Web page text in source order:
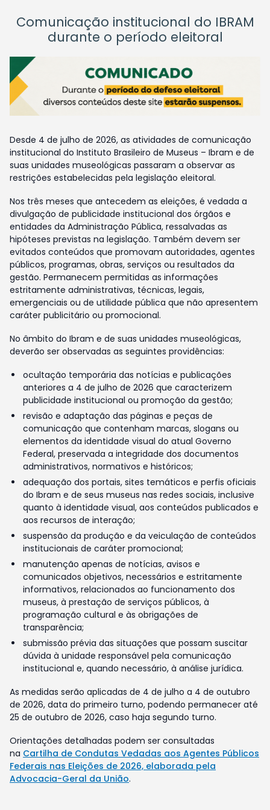
Comunicação institucional do IBRAM
durante o período eleitoral
Desde 4 de julho de 2026, as atividades de comunicação
institucional do Instituto Brasileiro de Museus – Ibram e de
suas unidades museológicas passaram a observar as
restrições estabelecidas pela legislação eleitoral.
Nos três meses que antecedem as eleições, é vedada a
divulgação de publicidade institucional dos órgãos e
entidades da Administração Pública, ressalvadas as
hipóteses previstas na legislação. Também devem ser
evitados conteúdos que promovam autoridades, agentes
públicos, programas, obras, serviços ou resultados da
gestão. Permanecem permitidas as informações
estritamente administrativas, técnicas, legais,
emergenciais ou de utilidade pública que não apresentem
caráter publicitário ou promocional.
No âmbito do Ibram e de suas unidades museológicas,
deverão ser observadas as seguintes providências:
ocultação temporária das notícias e publicações
anteriores a 4 de julho de 2026 que caracterizem
publicidade institucional ou promoção da gestão;
revisão e adaptação das páginas e peças de
comunicação que contenham marcas, slogans ou
elementos da identidade visual do atual Governo
Federal, preservada a integridade dos documentos
administrativos, normativos e históricos;
adequação dos portais, sites temáticos e perfis oficiais
do Ibram e de seus museus nas redes sociais, inclusive
quanto à identidade visual, aos conteúdos publicados e
aos recursos de interação;
suspensão da produção e da veiculação de conteúdos
institucionais de caráter promocional;
manutenção apenas de notícias, avisos e
comunicados objetivos, necessários e estritamente
informativos, relacionados ao funcionamento dos
museus, à prestação de serviços públicos, à
programação cultural e às obrigações de
transparência;
submissão prévia das situações que possam suscitar
dúvida à unidade responsável pela comunicação
institucional e, quando necessário, à análise jurídica.
As medidas serão aplicadas de 4 de julho a 4 de outubro
de 2026, data do primeiro turno, podendo permanecer até
25 de outubro de 2026, caso haja segundo turno.
Orientações detalhadas podem ser consultadas
na Cartilha de Condutas Vedadas aos Agentes Públicos
Federais nas Eleições de 2026, elaborada pela
Advocacia-Geral da União.